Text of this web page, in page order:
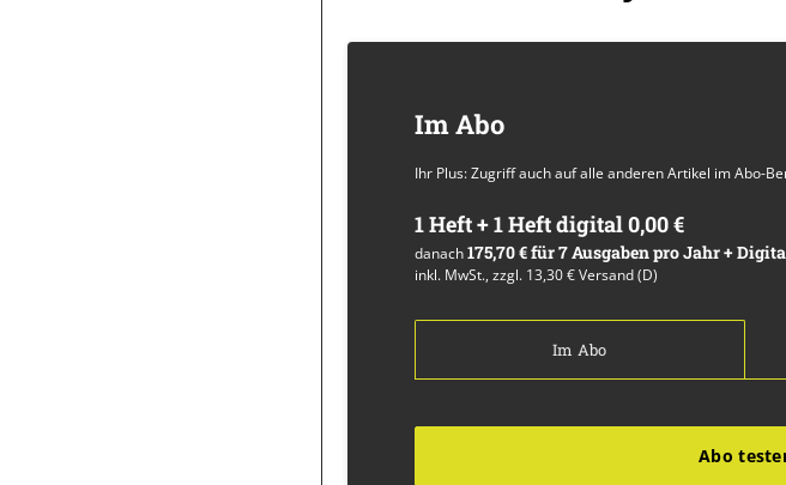
Im Abo
Ihr Plus: Zugriff auch auf alle anderen Artikel im Abo-
1 Heft + 1 Heft digital 0,00 €
danach175,70 € für 7 Ausgaben pro Jahr +
inkl. MwSt., zzgl. 13,30 € Versand (D)
Im Abo
Abo